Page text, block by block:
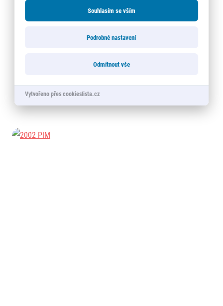
Souhlasím se vším
Podrobné nastavení
Odmítnout vše
Vytvořeno přes cookieslista.cz